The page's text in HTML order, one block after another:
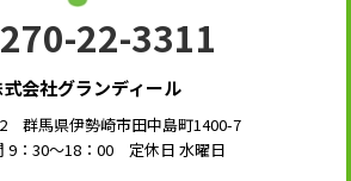
22-3311
会社グランディール
群馬県伊勢崎市田中島町1400-7
9：30～18：00 定休日 水曜日